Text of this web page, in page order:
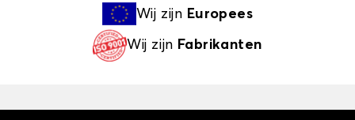
Wij zijn Europees
Wij zijn Fabrikanten